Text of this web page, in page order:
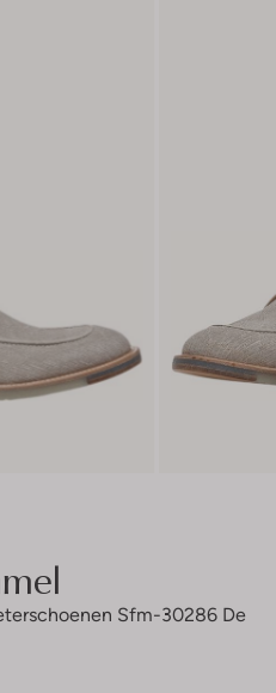
Sfm-30286 De